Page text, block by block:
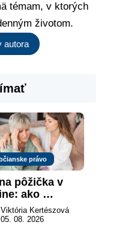
témam, v ktorých
životom.
autora
právo
pôžička v
ako
peniaze,
papieri nie
Viktória Kertészová
05. 08. 2026